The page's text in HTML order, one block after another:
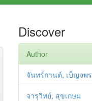
Discover
Author
จันทร์กานต์, เบ็ญจพร
จารุวิทย์, สุขเกษม